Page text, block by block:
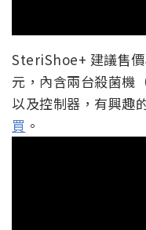
SteriShoe+ 建議售
元，內含兩台殺菌機
以及控制器，有興趣
買 。